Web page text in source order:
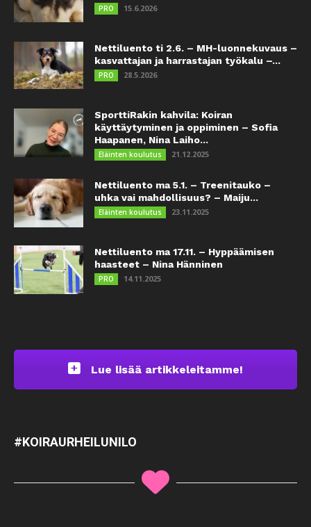
PRO 15.6.2026
Nettiluento ti 2.6. – MH-luonnekuvaus –
kasvattajan ja harrastajan työkalu –...
PRO 28.5.2026
SporttiRakin kahvila: Koiran
käyttäytyminen ja oppiminen – Sofia
Haapanen, Nina Laiho...
Eläinten koulutus 21.12.2025
Nettiluento ma 5.1. – Treenitauko –
uhka vai mahdollisuus? – Maiju...
Eläinten koulutus 23.11.2025
Nettiluento ma 17.11. – Hyppäämisen
haasteet – Nina Hänninen
PRO 14.11.2025
Lue lisää artikkeleitamme!
#KOIRAURHEILUNILO